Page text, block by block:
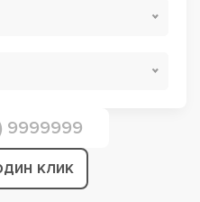
клик